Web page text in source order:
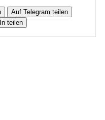
Auf Telegram teilen
teilen